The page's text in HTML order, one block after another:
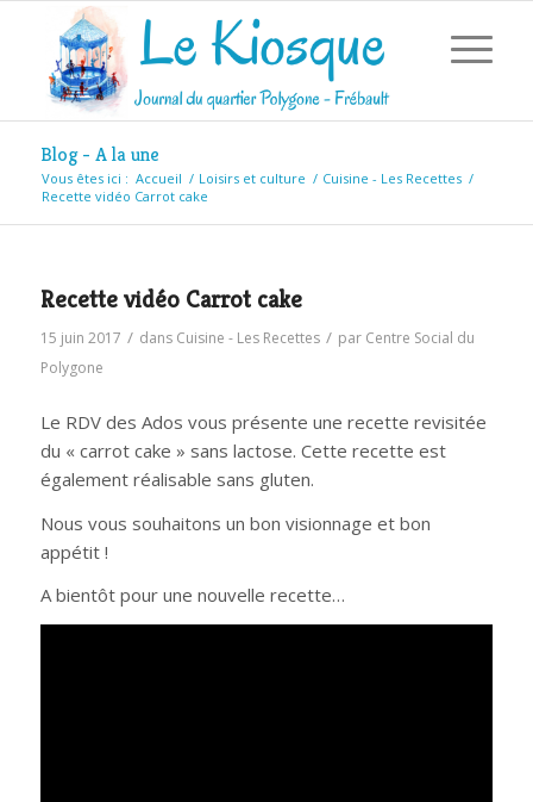
Blog - A la une
Vous êtes ici : Accueil / Loisirs et culture / Cuisine - Les Recettes /
Recette vidéo Carrot cake
Recette vidéo Carrot cake
15 juin 2017 / dans Cuisine - Les Recettes / par Centre Social du
Polygone
Le RDV des Ados vous présente une recette revisitée
du « carrot cake » sans lactose. Cette recette est
également réalisable sans gluten.
Nous vous souhaitons un bon visionnage et bon
appétit !
A bientôt pour une nouvelle recette…